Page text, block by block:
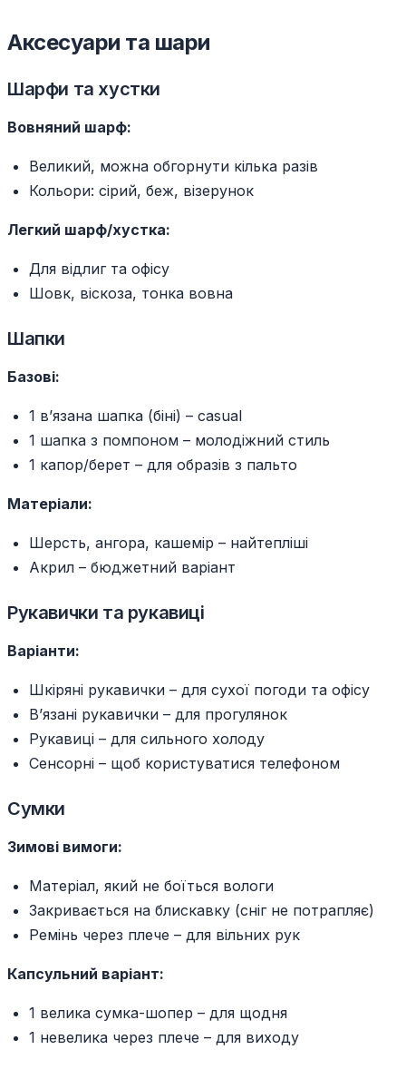
Аксесуари та шари
Шарфи та хустки
Вовняний шарф:
Великий, можна обгорнути кілька разів
Кольори: сірий, беж, візерунок
Легкий шарф/хустка:
Для відлиг та офісу
Шовк, віскоза, тонка вовна
Шапки
Базові:
1 в’язана шапка (біні) – casual
1 шапка з помпоном – молодіжний стиль
1 капор/берет – для образів з пальто
Матеріали:
Шерсть, ангора, кашемір – найтепліші
Акрил – бюджетний варіант
Рукавички та рукавиці
Варіанти:
Шкіряні рукавички – для сухої погоди та офісу
В’язані рукавички – для прогулянок
Рукавиці – для сильного холоду
Сенсорні – щоб користуватися телефоном
Сумки
Зимові вимоги:
Матеріал, який не боїться вологи
Закривається на блискавку (сніг не потрапляє)
Ремінь через плече – для вільних рук
Капсульний варіант:
1 велика сумка-шопер – для щодня
1 невелика через плече – для виходу